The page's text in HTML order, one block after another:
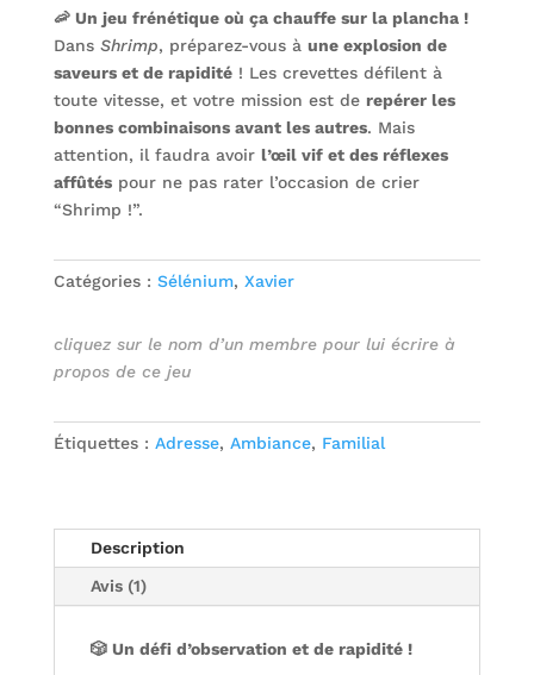
basé sur
client
🦐 Un jeu frénétique où ça chauffe sur la plancha !
Dans Shrimp, préparez-vous à une explosion de
saveurs et de rapidité! Les crevettes défilent à
toute vitesse, et votre mission est de repérer les
bonnes combinaisons avant les autres. Mais
attention, il faudra avoir l’œil vif et des réflexes
affûtéspour ne pas rater l’occasion de crier
“Shrimp !”.
Catégories : Sélénium, Xavier
cliquez sur le nom d’un membre pour lui écrire à
propos de ce jeu
Étiquettes : Adresse, Ambiance, Familial
Description
Avis (1)
🎲 Un défi d’observation et de rapidité !